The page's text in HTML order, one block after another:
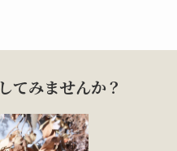
てみませんか？